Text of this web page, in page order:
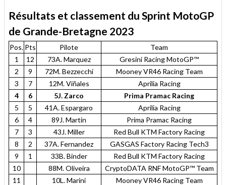
Résultats et classement du Sprint MotoGP
de Grande-Bretagne 2023
Pos. Pts Pilote
Team
1
12 73A. Marquez
Gresini Racing MotoGP™
2
9 72M. Bezzecchi
Mooney VR46 Racing Team
3
7 12M. Viñales
Aprilia Racing
4
6 5J. Zarco
Prima Pramac Racing
5
5 41A. Espargaro
Aprilia Racing
6
4 89J. Martin
Prima Pramac Racing
7
3 43J. Miller
Red Bull KTM Factory Racing
8
2 37A. Fernandez
GASGAS Factory Racing Tech3
9
1 33B. Binder
Red Bull KTM Factory Racing
10
88M. Oliveira
CryptoDATA RNF MotoGP™ Team
11
10L. Marini
Mooney VR46 Racing Team